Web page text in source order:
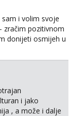
i volim svoje
zračim pozitivnom
donijeti osmijeh u
osobu za
korisno
i s puno
niti želim biti –
odnos temeljen
povjerenju i
i jako
, a može i dalje